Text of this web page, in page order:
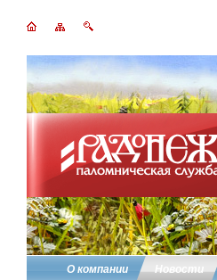
О компании Новости